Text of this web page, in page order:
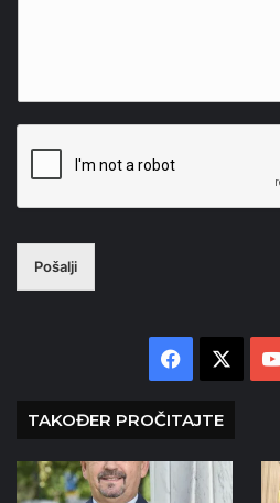
Pošalji
Facebook
TAKOĐER PROČITAJTE